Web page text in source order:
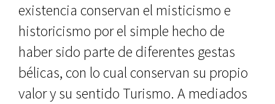
existencia conservan el misti­cismo e
historicismo por el simple hecho de
haber sido parte de diferen­tes gestas
bélicas, con lo cual conser­van su propio
valor y su sentido Turismo. A mediados